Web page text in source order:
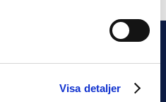
Visa detaljer